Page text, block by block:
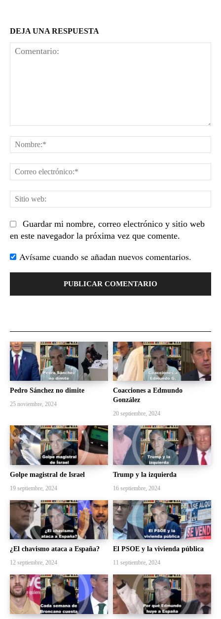
DEJA UNA RESPUESTA
Guardar mi nombre, correo electrónico y sitio web
en este navegador la próxima vez que comente.
Avísame cuando se añadan nuevos comentarios.
Pedro Sánchez no dimite
25 noviembre, 2024
Coacciones a Edmundo
González
20 septiembre, 2024
Golpe magistral de Israel
19 septiembre, 2024
Trump y la izquierda
16 septiembre, 2024
¿El chavismo ataca a España?
12 septiembre, 2024
El PSOE y la vivienda pública
11 septiembre, 2024